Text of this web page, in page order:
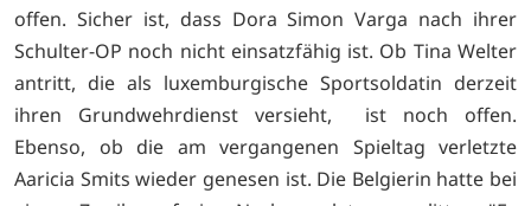
offen. Sicher ist, dass Dora Simon Varga nach ihrer
Schulter-OP noch nicht einsatzfähig ist. Ob Tina Welter
antritt, die als luxemburgische Sportsoldatin derzeit
ihren Grundwehrdienst versieht, ist noch offen.
Ebenso, ob die am vergangenen Spieltag verletzte
Aaricia Smits wieder genesen ist. Die Belgierin hatte bei